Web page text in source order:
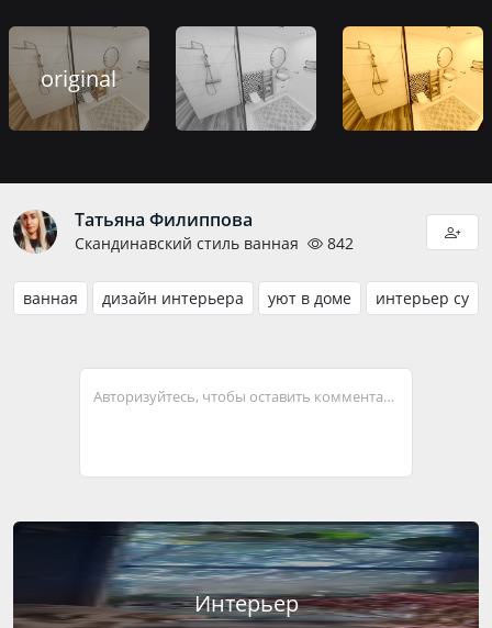
original
Татьяна Филиппова
Скандинавский стиль ванная 842
ванная дизайн интерьера уют в доме интерьер су
Авторизуйтесь, чтобы оставить комментарий
Интерьер